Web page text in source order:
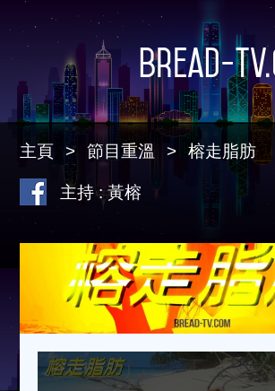
Bread-
主頁 節目重溫 榕走脂肪
主持 : 黃榕